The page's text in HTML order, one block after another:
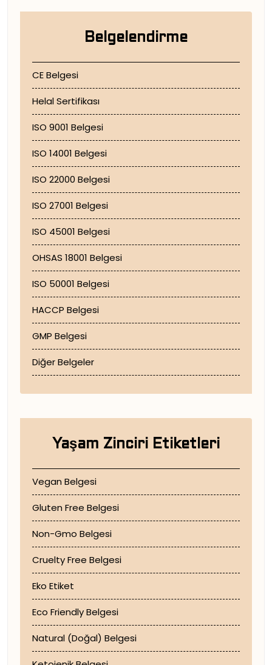
Belgelendirme
CE Belgesi
Helal Sertifikası
ISO 9001 Belgesi
ISO 14001 Belgesi
ISO 22000 Belgesi
ISO 27001 Belgesi
ISO 45001 Belgesi
OHSAS 18001 Belgesi
ISO 50001 Belgesi
HACCP Belgesi
GMP Belgesi
Diğer Belgeler
Yaşam Zinciri Etiketleri
Vegan Belgesi
Gluten Free Belgesi
Non-Gmo Belgesi
Cruelty Free Belgesi
Eko Etiket
Eco Friendly Belgesi
Natural (Doğal) Belgesi